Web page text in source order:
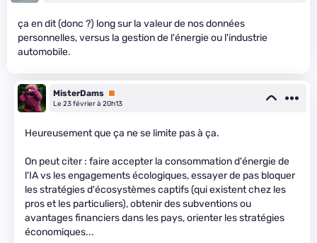
ça en dit (donc ?) long sur la valeur de nos données
personnelles, versus la gestion de l'énergie ou l'industrie
automobile.
MisterDams Premium
Le 23 février à 20h13
Heureusement que ça ne se limite pas à ça.
On peut citer : faire accepter la consommation d'énergie de
l'IA vs les engagements écologiques, essayer de pas bloquer
les stratégies d'écosystèmes captifs (qui existent chez les
pros et les particuliers), obtenir des subventions ou
avantages financiers dans les pays, orienter les stratégies
économiques...